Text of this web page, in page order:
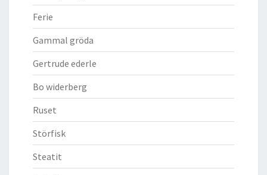
Ferie
Gammal gröda
Gertrude ederle
Bo widerberg
Ruset
Störfisk
Steatit